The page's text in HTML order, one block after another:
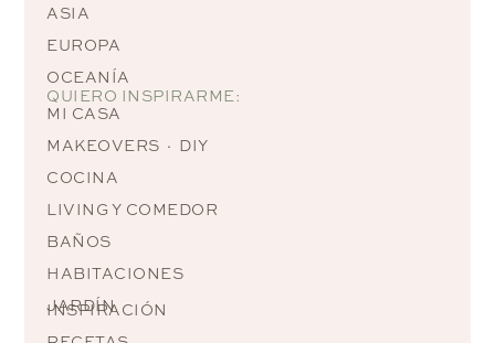
ASIA
EUROPA
OCEANÍA
QUIERO INSPIRARME:
MI CASA
MAKEOVERS · DIY
COCINA
LIVING Y COMEDOR
BAÑOS
HABITACIONES
JARDÍN
INSPIRACIÓN